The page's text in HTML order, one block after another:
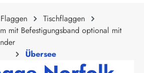
Flaggen
Tischflaggen
mit Befestigungsband optional mit
Übersee